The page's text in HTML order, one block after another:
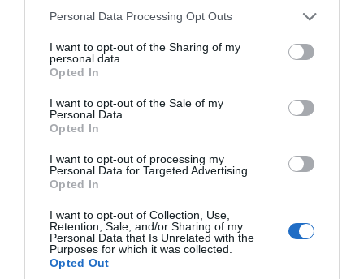
Please note that this website/app uses one or more Google
not limited to your visit or usage behaviour. You may click to
grant or deny consent to Google and its third-party tags to
use your data for below specified purposes in below Google
consent section.
Personal Data Processing Opt Outs
I want to opt-out of the Sharing of my
personal data.
Opted In
I want to opt-out of the Sale of my
Personal Data.
Opted In
I want to opt-out of processing my
Personal Data for Targeted Advertising.
Opted In
I want to opt-out of Collection, Use,
Retention, Sale, and/or Sharing of my
Personal Data that Is Unrelated with the
Purposes for which it was collected.
Opted Out
ΔΙΑΒΑΣΤΕ ΕΠΙΣΗΣ
Ευρώπη: Οι αντίπαλοι Παναθηναϊκού και ΠΑΟΚ
στα προκριματικά